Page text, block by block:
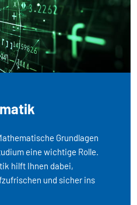
Grundlagen
eine wichtige Rolle.
hilft Ihnen dabei,
und sicher ins